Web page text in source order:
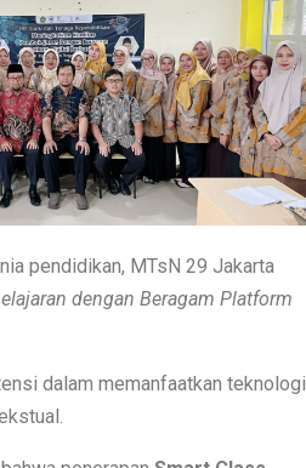
pendidikan, MTsN 29 Jakarta
dengan Beragam Platform
dalam memanfaatkan teknologi